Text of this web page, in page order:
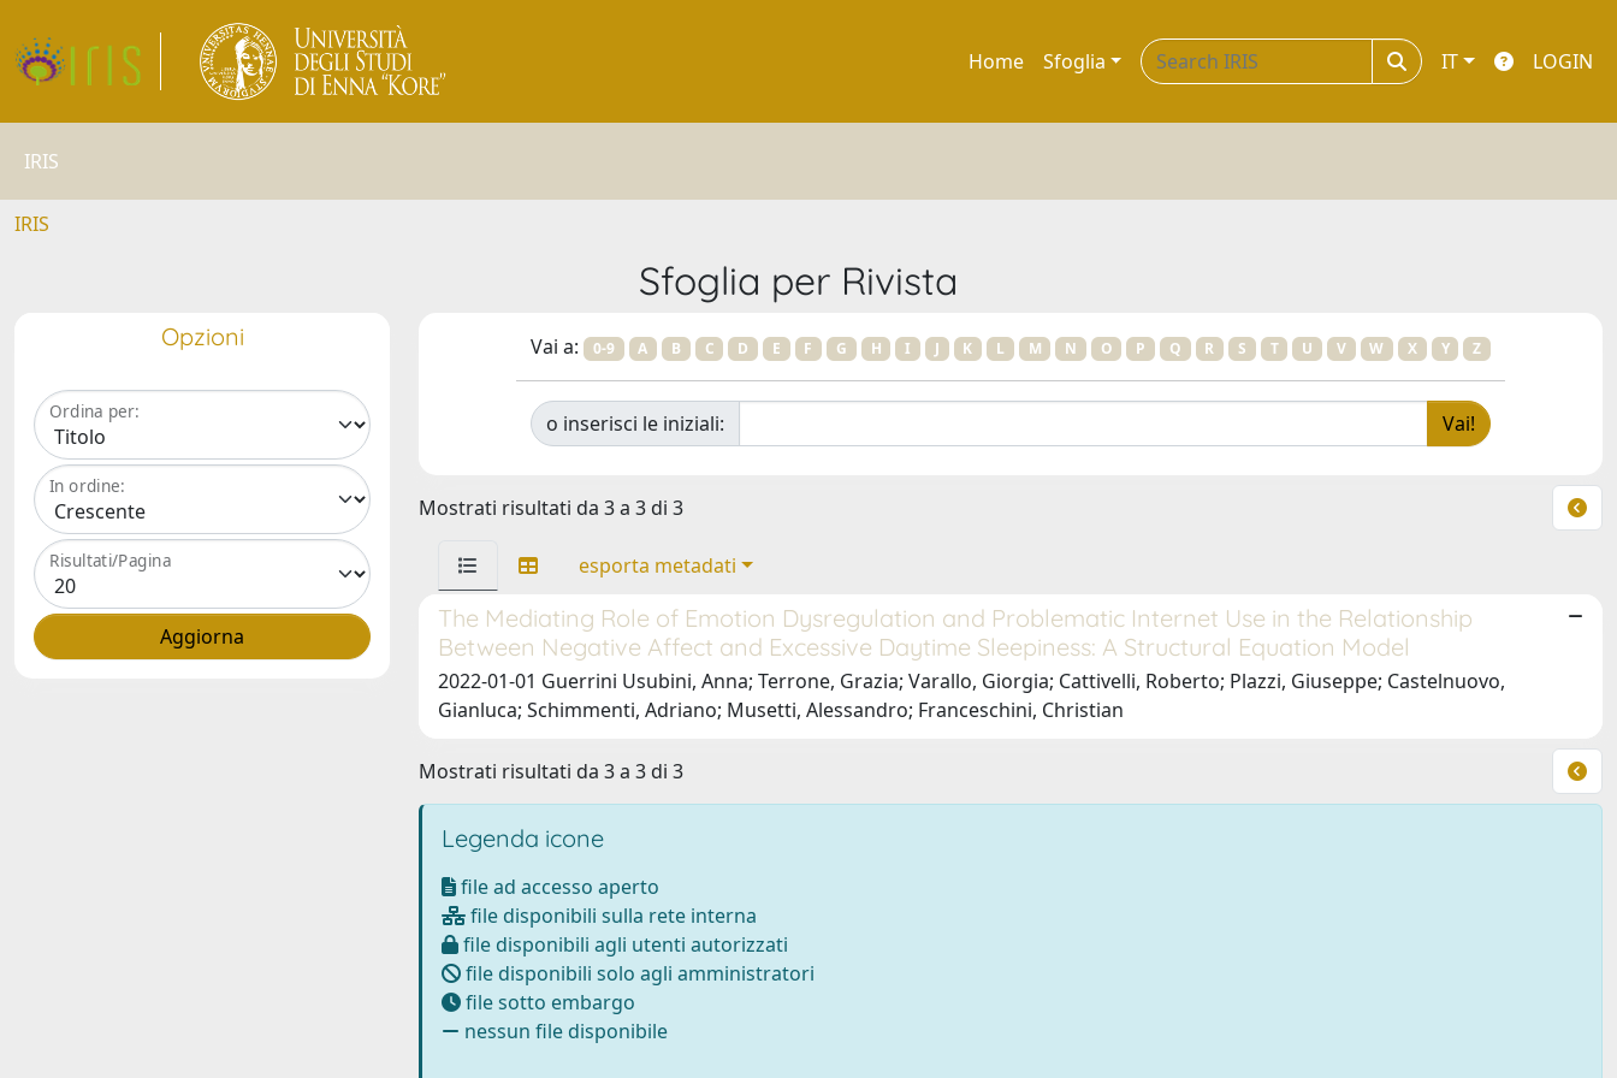
Home Sfoglia IT LOGIN
IRIS
IRIS
Sfoglia per Rivista
Opzioni
Ordina per:
In ordine:
Risultati/Pagina
Vai a: 0-9 A B C D E F G H I J K L M N O P Q R S T U V W X Y Z
o inserisci le iniziali:
Mostrati risultati da 3 a 3 di 3
esporta metadati
The Mediating Role of Emotion Dysregulation and Problematic Internet Use in the Relationship
Between Negative Affect and Excessive Daytime Sleepiness: A Structural Equation Model
2022-01-01 Guerrini Usubini, Anna; Terrone, Grazia; Varallo, Giorgia; Cattivelli, Roberto; Plazzi, Giuseppe; Castelnuovo,
Gianluca; Schimmenti, Adriano; Musetti, Alessandro; Franceschini, Christian
Mostrati risultati da 3 a 3 di 3
Legenda icone
file ad accesso aperto
file disponibili sulla rete interna
file disponibili agli utenti autorizzati
file disponibili solo agli amministratori
file sotto embargo
nessun file disponibile